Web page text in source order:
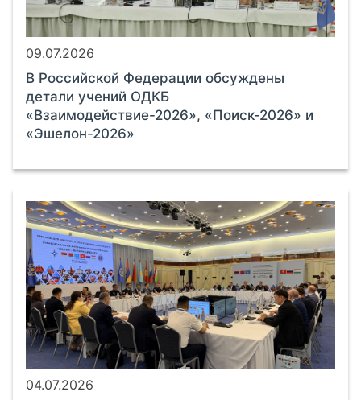
09.07.2026
В Российской Федерации обсуждены
детали учений ОДКБ
«Взаимодействие-2026», «Поиск-2026» и
«Эшелон-2026»
04.07.2026